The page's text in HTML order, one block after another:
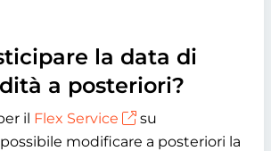
la data di
a posteriori?
il Flex Service
su
modificare a posteriori la